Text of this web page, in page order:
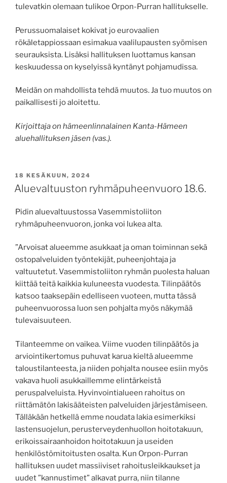
tulevatkin olemaan tulikoe Orpon-Purran hallitukselle.
Perussuomalaiset kokivat jo eurovaalien
rökäletappiossaan esimakua vaalilupausten syömisen
seurauksista. Lisäksi hallituksen luottamus kansan
keskuudessa on kyselyissä kyntänyt pohjamudissa.
Meidän on mahdollista tehdä muutos. Ja tuo muutos on
paikallisesti jo aloitettu.
Kirjoittaja on hämeenlinnalainen Kanta-Hämeen
aluehallituksen jäsen (vas.).
JULKAISTU
18 KESÄKUUN, 2024
Aluevaltuuston ryhmäpuheenvuoro 18.6.
Pidin aluevaltuustossa Vasemmistoliiton
ryhmäpuheenvuoron, jonka voi lukea alta.
”Arvoisat alueemme asukkaat ja oman toiminnan sekä
ostopalveluiden työntekijät, puheenjohtaja ja
valtuutetut. Vasemmistoliiton ryhmän puolesta haluan
kiittää teitä kaikkia kuluneesta vuodesta. Tilinpäätös
katsoo taaksepäin edelliseen vuoteen, mutta tässä
puheenvuorossa luon sen pohjalta myös näkymää
tulevaisuuteen.
Tilanteemme on vaikea. Viime vuoden tilinpäätös ja
arviointikertomus puhuvat karua kieltä alueemme
taloustilanteesta, ja niiden pohjalta nousee esiin myös
vakava huoli asukkaillemme elintärkeistä
peruspalveluista. Hyvinvointialueen rahoitus on
riittämätön lakisääteisten palveluiden järjestämiseen.
Tälläkään hetkellä emme noudata lakia esimerkiksi
lastensuojelun, perusterveydenhuollon hoitotakuun,
erikoissairaanhoidon hoitotakuun ja useiden
henkilöstömitoitusten osalta. Kun Orpon-Purran
hallituksen uudet massiiviset rahoitusleikkaukset ja
uudet ”kannustimet” alkavat purra, niin tilanne